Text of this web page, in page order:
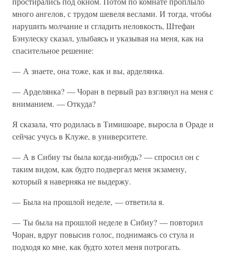
много ангелов, с трудом шевеля веслами. И тогда, чтобы
нарушить молчание и сгладить неловкость, Штефан
Бэнулеску сказал, улыбаясь и указывая на меня, как на
спасительное решение:
— А знаете, она тоже, как и вы, арделянка.
— Арделянка? — Чоран в первый раз взглянул на меня с
вниманием. — Откуда?
Я сказала, что родилась в Тимишоаре, выросла в Ораде и
сейчас учусь в Клуже, в университете.
— А в Сибиу ты была когда-нибудь? — спросил он с
таким видом, как будто подвергал меня экзамену,
который я наверняка не выдержу.
— Была на прошлой неделе, — ответила я.
— Ты была на прошлой неделе в Сибиу? — повторил
Чоран, вдруг повысив голос, поднимаясь со стула и
подходя ко мне, как будто хотел меня потрогать.